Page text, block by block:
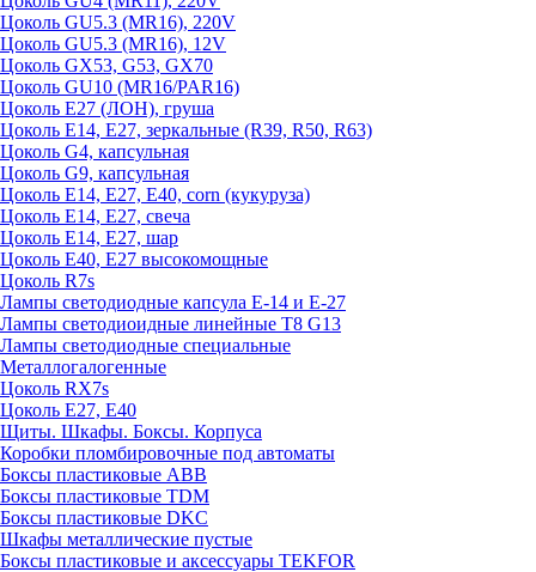
Цоколь GU5.3 (MR16), 220V
Цоколь GU5.3 (MR16), 12V
Цоколь GX53, G53, GX70
Цоколь GU10 (MR16/PAR16)
Цоколь Е27 (ЛОН), груша
Цоколь Е14, Е27, зеркальные (R39, R50, R63)
Цоколь G4, капсульная
Цоколь G9, капсульная
Цоколь Е14, Е27, Е40, corn (кукуруза)
Цоколь Е14, Е27, свеча
Цоколь Е14, Е27, шар
Цоколь Е40, Е27 высокомощные
Цоколь R7s
Лампы светодиодные капсула Е-14 и Е-27
Лампы светодиоидные линейные T8 G13
Лампы светодиодные специальные
Металлогалогенные
Цоколь RX7s
Цоколь Е27, E40
Щиты. Шкафы. Боксы. Корпуса
Коробки пломбировочные под автоматы
Боксы пластиковые ABB
Боксы пластиковые TDM
Боксы пластиковые DKC
Шкафы металлические пустые
Боксы пластиковые и аксессуары TEKFOR